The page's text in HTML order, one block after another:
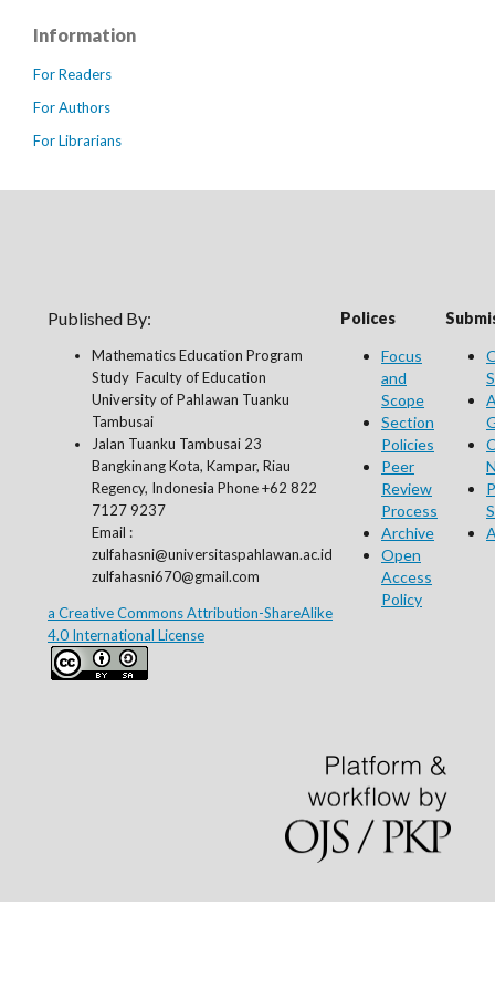
Information
For Readers
For Authors
For Librarians
Published By:
Mathematics Education Program
Study Faculty of Education
University of Pahlawan Tuanku
Tambusai
Jalan Tuanku Tambusai 23
Bangkinang Kota, Kampar, Riau
Regency, Indonesia Phone +62 822
7127 9237
Email :
zulfahasni@universitaspahlawan.ac.id
zulfahasni670@gmail.com
a Creative Commons Attribution-ShareAlike
4.0 International License
Polices
Focus
and
Scope
Section
Policies
Peer
Review
Process
Archive
Open
Access
Policy